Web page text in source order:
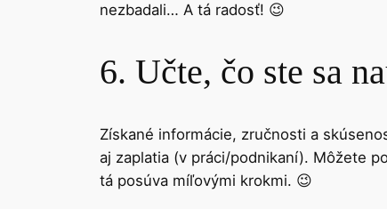
nezbadali… A tá radosť! 😉
6. Učte, čo ste sa
Získané informácie, zručnosti a
aj zaplatia (v práci/podnikaní). Môžete
tá posúva míľovými krokmi. 😉